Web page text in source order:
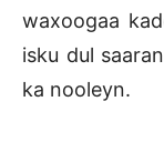
waxoogaa
isku dul
ka nooleyn.